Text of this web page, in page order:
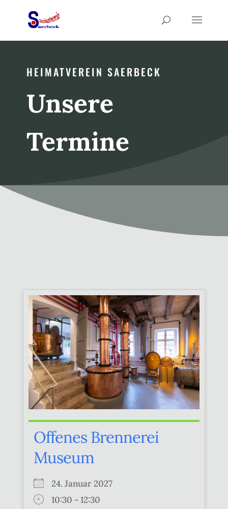
HEIMATVEREIN SAERBECK
Unsere
Termine
Offenes Brennerei
Museum
24. Januar 2027
10:30 - 12:30